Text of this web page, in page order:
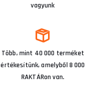
vagyunk
Több, mint 40 000 terméket
értékesítünk, amelyből 8 000
RAKTÁRon van.